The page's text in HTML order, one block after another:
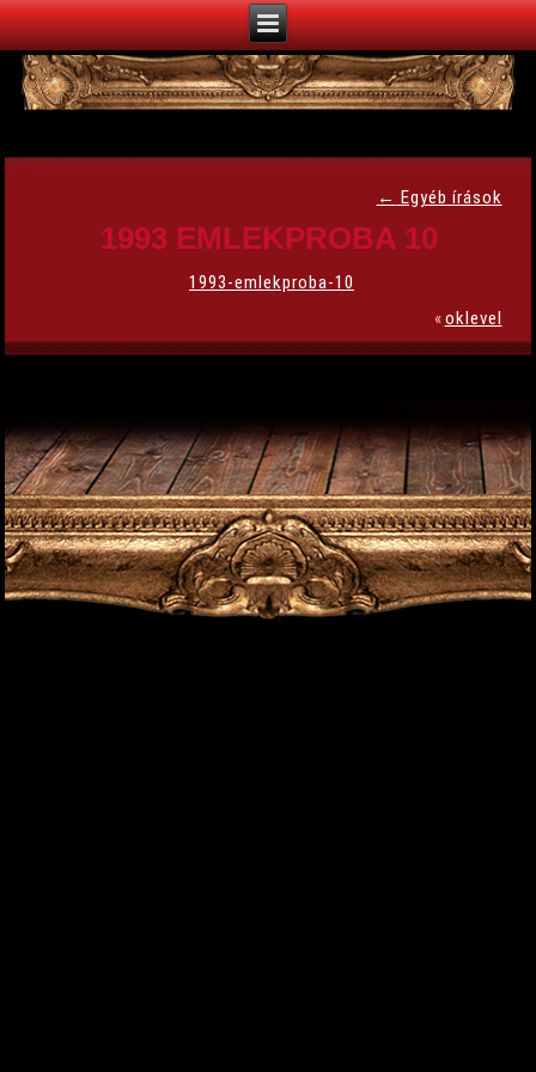
← Egyéb írások
1993 EMLEKPROBA 10
1993-emlekproba-10
«oklevel